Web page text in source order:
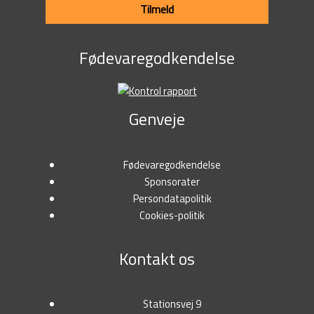
Tilmeld
Fødevaregodkendelse
Genveje
Fødevaregodkendelse
Sponsorater
Persondatapolitik
Cookies-politik
Kontakt os
Stationsvej 9